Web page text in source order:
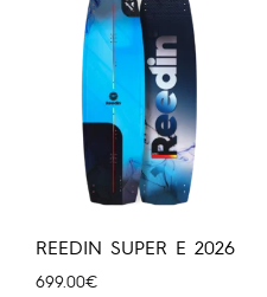
REEDIN SUPER E 2026
699.00€